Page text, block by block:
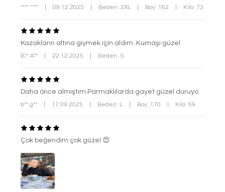
**** **** 09.12.2025 Beden: 2XL Boy: 162 Kilo: 73
Kazakların altına giymek için aldım. Kumaşı güzel
B** A** 22.12.2025 Beden: S
Daha önce almıştım.Parmaklılarda gayet güzel duruyo
b** g** 17.09.2025 Beden: L Boy: 170 Kilo: 59
Çok beğendim çok güzel 😍